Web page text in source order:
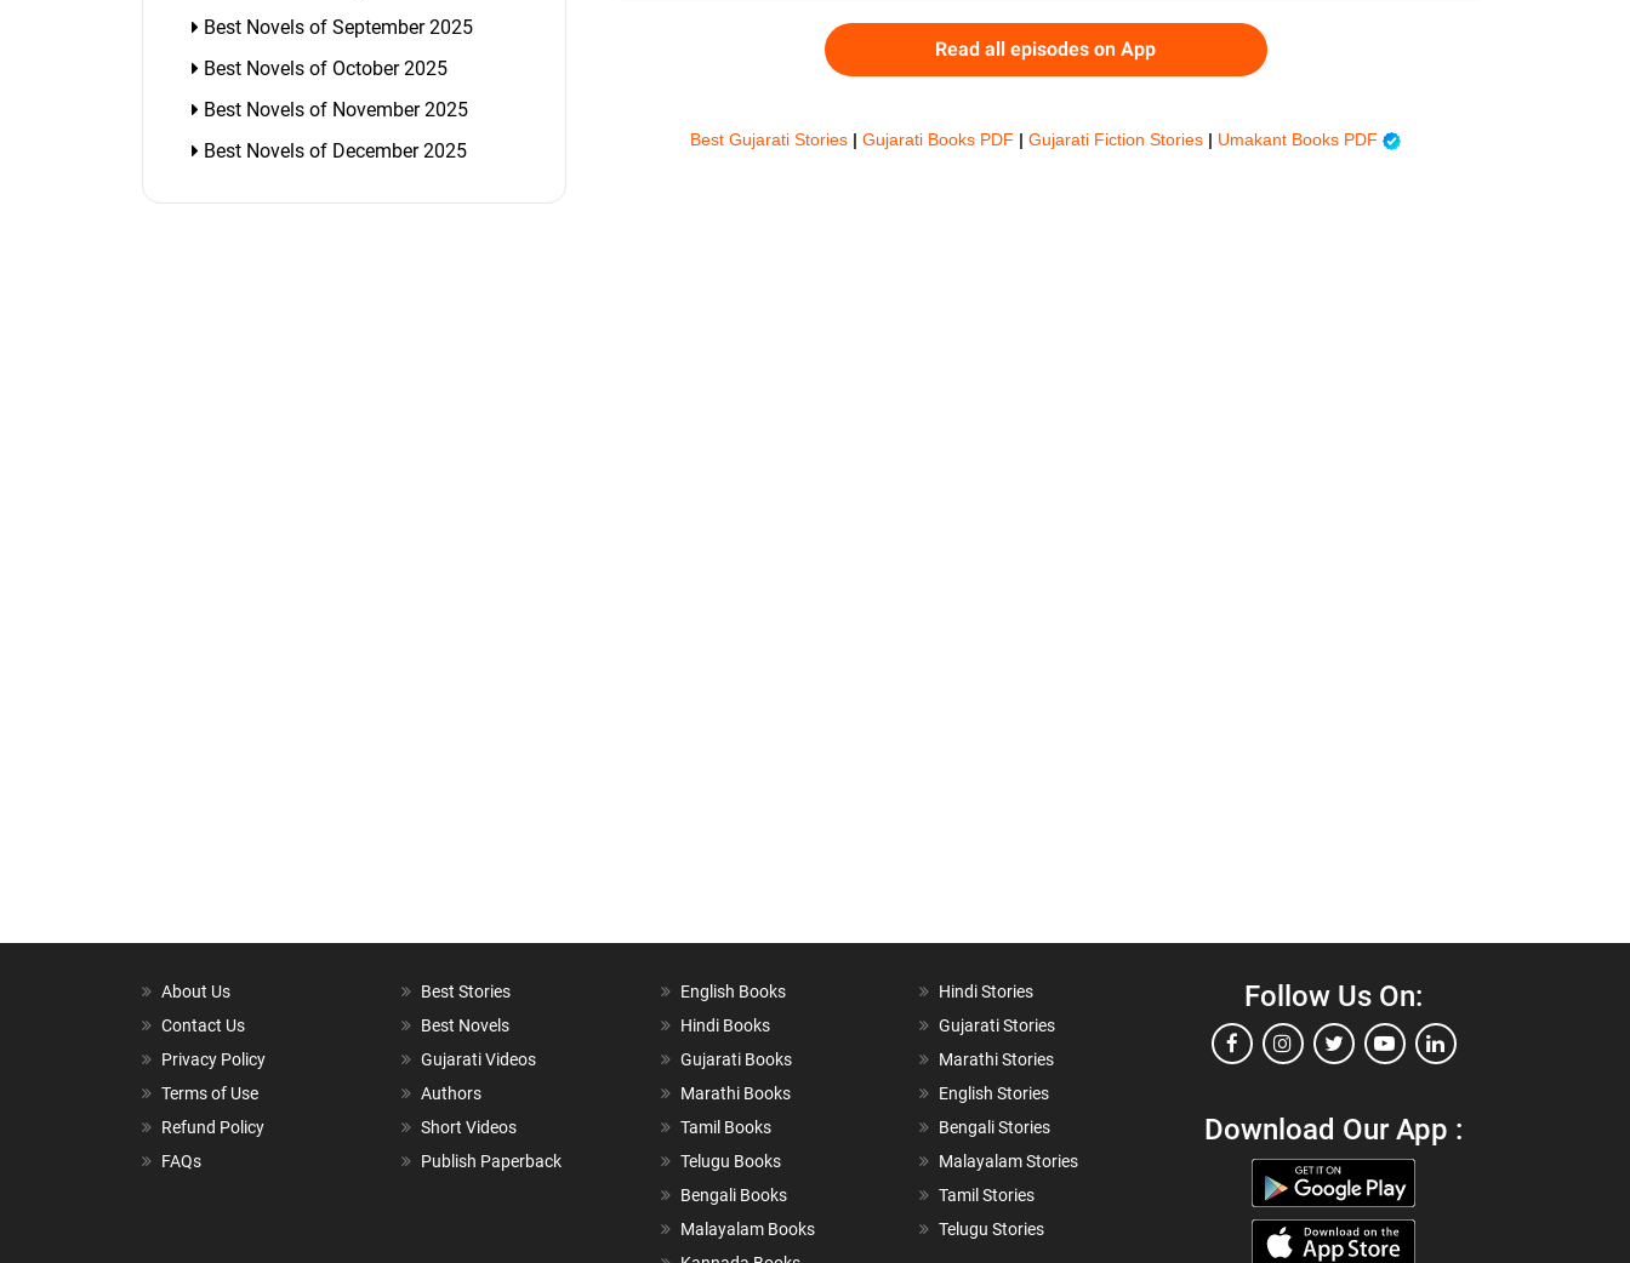
Best Novels of September 2025
Best Novels of October 2025
Best Novels of November 2025
Best Novels of December 2025
Read all episodes on App
Best Gujarati Stories | Gujarati Books PDF | Gujarati Fiction Stories | Umakant Books PDF
About Us
Contact Us
Privacy Policy
Terms of Use
Refund Policy
FAQs
Best Stories
Best Novels
Gujarati Videos
Authors
Short Videos
Publish Paperback
English Books
Hindi Books
Gujarati Books
Marathi Books
Tamil Books
Telugu Books
Bengali Books
Malayalam Books
Hindi Stories
Gujarati Stories
Marathi Stories
English Stories
Bengali Stories
Malayalam Stories
Tamil Stories
Telugu Stories
Follow Us On:
Download Our App :